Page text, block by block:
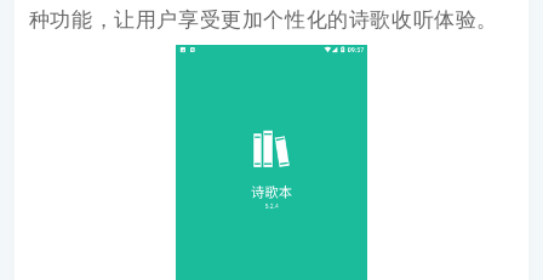
种功能，让用户享受更加个性化的诗歌收听体验。